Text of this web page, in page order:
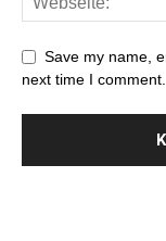
Save my name,
next time I comment.